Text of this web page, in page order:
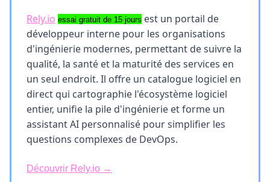
Rely.io essai gratuit de 15 jours est un portail de
développeur interne pour les organisations
d'ingénierie modernes, permettant de suivre la
qualité, la santé et la maturité des services en
un seul endroit. Il offre un catalogue logiciel en
direct qui cartographie l'écosystème logiciel
entier, unifie la pile d'ingénierie et forme un
assistant AI personnalisé pour simplifier les
questions complexes de DevOps.
Découvrir Rely.io →